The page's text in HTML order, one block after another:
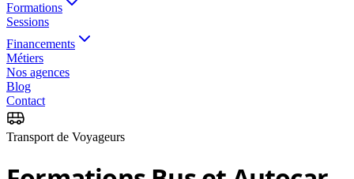
Formations
Sessions
Financements
Métiers
Nos agences
Blog
Contact
Transport de Voyageurs